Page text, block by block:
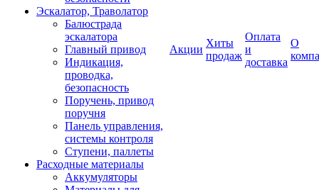
Эскалатор, Траволатор
Балюстрада
эскалатора
Главный привод
Индикация,
проводка,
безопасность
Поручень, привод
поручня
Панель управления,
системы контроля
Ступени, паллеты
Расходные материалы
Аккумуляторы
Акции
Хиты
продаж
Оплата
и
доставка
О